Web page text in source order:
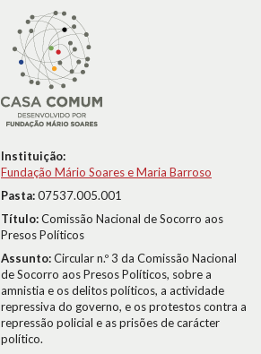
Instituição:
Fundação Mário Soares e Maria Barroso
Pasta:07537.005.001
Título:Comissão Nacional de Socorro aos
Presos Políticos
Assunto:Circular n.º 3 da Comissão Nacional
de Socorro aos Presos Políticos, sobre a
amnistia e os delitos políticos, a actividade
repressiva do governo, e os protestos contra a
repressão policial e as prisões de carácter
político.